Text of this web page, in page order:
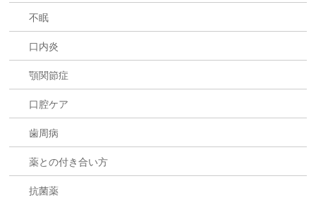
不眠
口内炎
顎関節症
口腔ケア
歯周病
薬との付き合い方
抗菌薬